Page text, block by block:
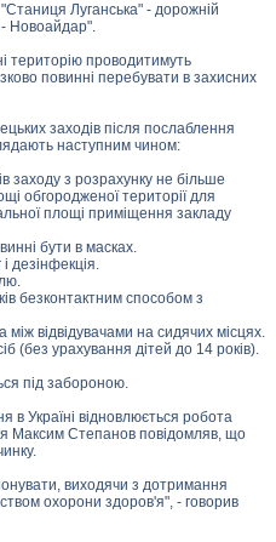
Луганська" - дорожній
Новоайдар".
територію проводитимуть
повинні перебувати в захисних
заходів після послаблення
наступним чином:
заходу з розрахунку не більше
обгородженої території для
площі приміщення закладу
бути в масках.
дезінфекція.
безконтактним способом з
відвідувачами на сидячих місцях.
(без урахування дітей до 14 років).
під забороною.
в Україні відновлюється робота
Максим Степанов повідомляв, що
виходячи з дотримання
охорони здоров'я", - говорив